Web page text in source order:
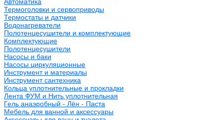
Термоголовки и сервоприводы
Термостаты и датчики
Водонагреватели
Полотенцесушители и комплектующие
Комплектующие
Полотенцесушители
Насосы и баки
Насосы циркуляционные
Инструмент и материалы
Инструмент сантехника
Кольца уплотнительные и прокладки
Лента ФУМ и Нить уплотнительная
Гель анаэробный - Лён - Паста
Мебель для ванной и аксессуары